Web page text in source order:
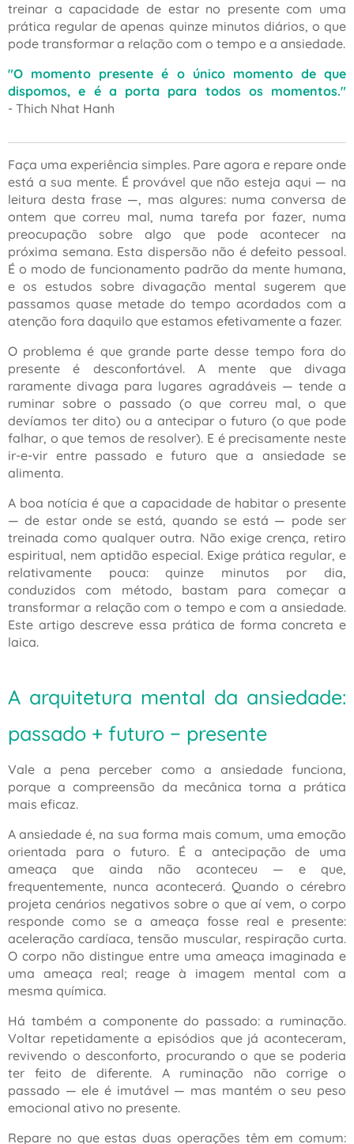
treinar a capacidade de estar no presente com uma
prática regular de apenas quinze minutos diários, o que
pode transformar a relação com o tempo e a ansiedade.
"O momento presente é o único momento de que
dispomos, e é a porta para todos os momentos."
- Thich Nhat Hanh
Faça uma experiência simples. Pare agora e repare onde
está a sua mente. É provável que não esteja aqui — na
leitura desta frase —, mas algures: numa conversa de
ontem que correu mal, numa tarefa por fazer, numa
preocupação sobre algo que pode acontecer na
próxima semana. Esta dispersão não é defeito pessoal.
É o modo de funcionamento padrão da mente humana,
e os estudos sobre divagação mental sugerem que
passamos quase metade do tempo acordados com a
atenção fora daquilo que estamos efetivamente a fazer.
O problema é que grande parte desse tempo fora do
presente é desconfortável. A mente que divaga
raramente divaga para lugares agradáveis — tende a
ruminar sobre o passado (o que correu mal, o que
devíamos ter dito) ou a antecipar o futuro (o que pode
falhar, o que temos de resolver). E é precisamente neste
ir-e-vir entre passado e futuro que a ansiedade se
alimenta.
A boa notícia é que a capacidade de habitar o presente
— de estar onde se está, quando se está — pode ser
treinada como qualquer outra. Não exige crença, retiro
espiritual, nem aptidão especial. Exige prática regular, e
relativamente pouca: quinze minutos por dia,
conduzidos com método, bastam para começar a
transformar a relação com o tempo e com a ansiedade.
Este artigo descreve essa prática de forma concreta e
laica.
A arquitetura mental da ansiedade:
passado + futuro − presente
Vale a pena perceber como a ansiedade funciona,
porque a compreensão da mecânica torna a prática
mais eficaz.
A ansiedade é, na sua forma mais comum, uma emoção
orientada para o futuro. É a antecipação de uma
ameaça que ainda não aconteceu — e que,
frequentemente, nunca acontecerá. Quando o cérebro
projeta cenários negativos sobre o que aí vem, o corpo
responde como se a ameaça fosse real e presente:
aceleração cardíaca, tensão muscular, respiração curta.
O corpo não distingue entre uma ameaça imaginada e
uma ameaça real; reage à imagem mental com a
mesma química.
Há também a componente do passado: a ruminação.
Voltar repetidamente a episódios que já aconteceram,
revivendo o desconforto, procurando o que se poderia
ter feito de diferente. A ruminação não corrige o
passado — ele é imutável — mas mantém o seu peso
emocional ativo no presente.
Repare no que estas duas operações têm em comum: